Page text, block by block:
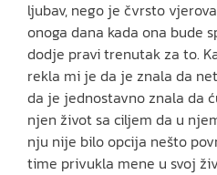
ljubav, nego je čvrsto
onoga dana kada ona bude
dodje pravi trenutak za to.
rekla mi je da je znala da
da je jednostavno znala da
njen život sa ciljem da u
nju nije bilo opcija nešto
time privukla mene u svoj